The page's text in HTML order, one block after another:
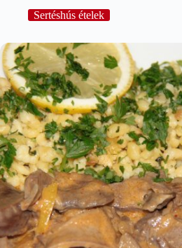
Sertéshús ételek